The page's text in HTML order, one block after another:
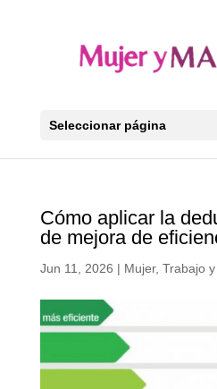
Seleccionar página
Cómo aplicar la
de mejora de
Jun 11, 2026 | Mujer, Trabajo